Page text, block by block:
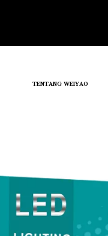
TENTANG WEIYAO